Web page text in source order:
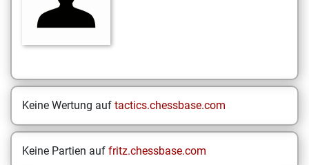
Keine Wertung auf tactics.chessbase.com
Keine Partien auf fritz.chessbase.com